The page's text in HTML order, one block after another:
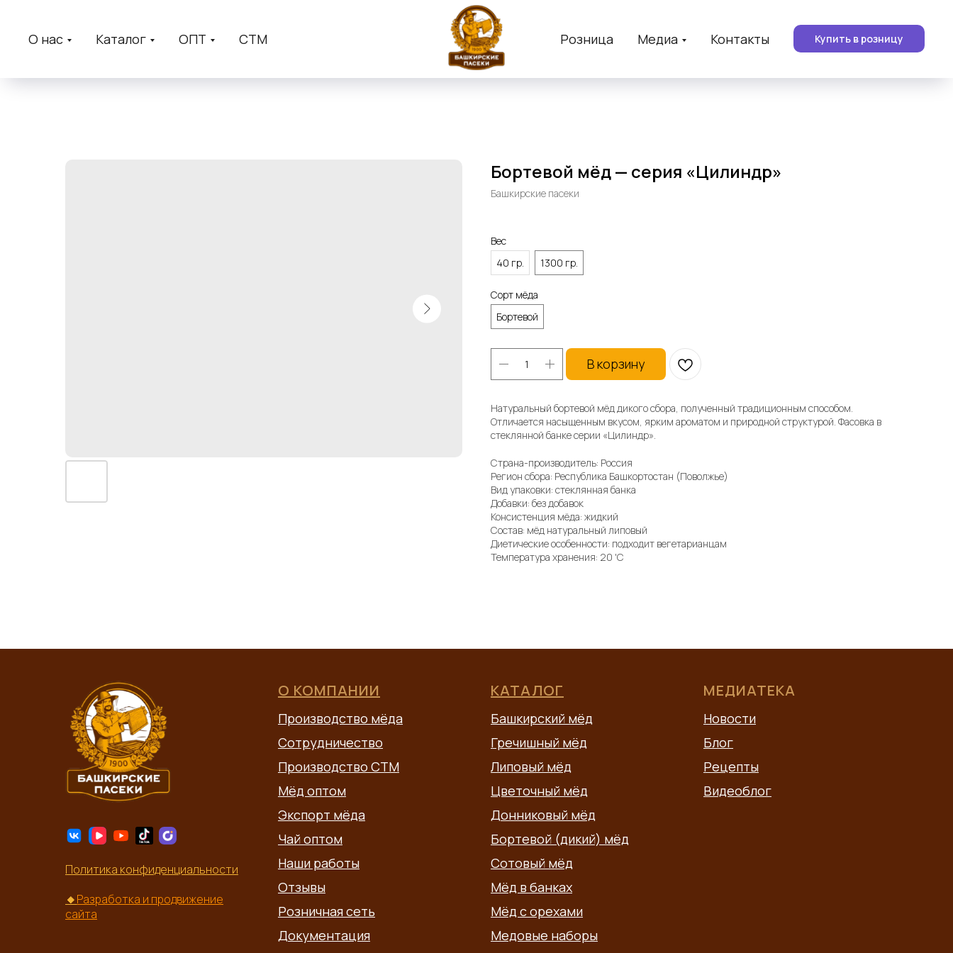
О нас Каталог ОПТ СТМ Розница Медиа Контакты Купить в розницу
Бортевой мёд — серия «Цилиндр»
Башкирские пасеки
Вес
40 гр.
1300 гр.
Сорт мёда
Бортевой
В корзину
Натуральный бортевой мёд дикого сбора, полученный традиционным способом.
Отличается насыщенным вкусом, ярким ароматом и природной структурой. Фасовка в
стеклянной банке серии «Цилиндр».
Страна-производитель: Россия
Регион сбора: Республика Башкортостан (Поволжье)
Вид упаковки: стеклянная банка
Добавки: без добавок
Консистенция мёда: жидкий
Состав: мёд натуральный липовый
Диетические особенности: подходит вегетарианцам
Температура хранения: 20 'C
Политика конфиденциальности
🔸Разработка и продвижение
сайта
О КОМПАНИИ
Производство мёда
Сотрудничество
Производство СТМ
Мёд оптом
Экспорт мёда
Чай оптом
Наши работы
Отзывы
Розничная сеть
Документация
КАТАЛОГ
Башкирский мёд
Гречишный мёд
Липовый мёд
Цветочный мёд
Донниковый мёд
Бортевой (дикий) мёд
Сотовый мёд
Мёд в банках
Мёд с орехами
Медовые наборы
МЕДИАТЕКА
Новости
Блог
Рецепты
Видеоблог